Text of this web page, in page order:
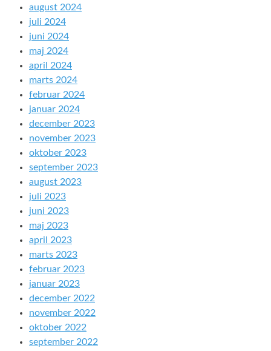
august 2024
juli 2024
juni 2024
maj 2024
april 2024
marts 2024
februar 2024
januar 2024
december 2023
november 2023
oktober 2023
september 2023
august 2023
juli 2023
juni 2023
maj 2023
april 2023
marts 2023
februar 2023
januar 2023
december 2022
november 2022
oktober 2022
september 2022